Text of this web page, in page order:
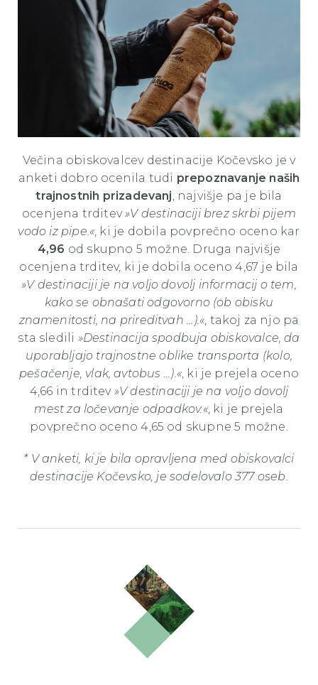
Večina obiskovalcev destinacije Kočevsko je v
anketi dobro ocenila tudi prepoznavanje naših
trajnostnih prizadevanj, najvišje pa je bila
ocenjena trditev»V destinaciji brez skrbi pijem
vodo iz pipe.«, ki je dobila povprečno oceno kar
4,96 od skupno 5 možne. Druga najvišje
ocenjena trditev, ki je dobila oceno 4,67 je bila
»V destinaciji je na voljo dovolj informacij o tem,
kako se obnašati odgovorno (ob obisku
znamenitosti, na prireditvah ...).«, takoj za njo pa
sta sledili »Destinacija spodbuja obiskovalce, da
uporabljajo trajnostne oblike transporta (kolo,
pešačenje, vlak, avtobus ...).«, ki je prejela oceno
4,66 in trditev »V destinaciji je na voljo dovolj
mest za ločevanje odpadkov.«, ki je prejela
povprečno oceno 4,65 od skupne 5 možne.
* V anketi, ki je bila opravljena med obiskovalci
destinacije Kočevsko, je sodelovalo 377 oseb.